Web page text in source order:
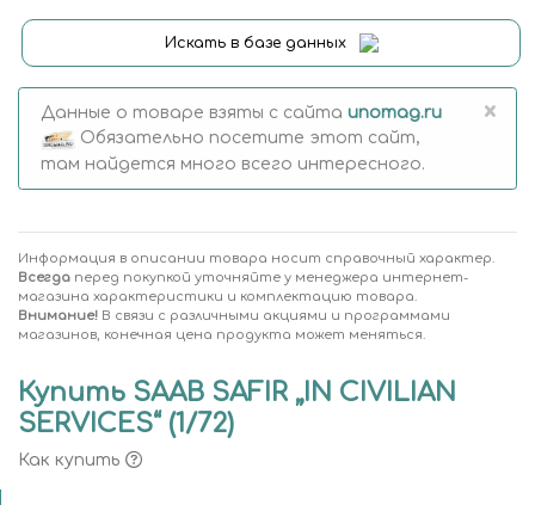
Искать в базе данных
Данные о товаре взяты с сайта unomag.ru
Обязательно посетите этот сайт,
там найдется много всего интересного.
×
Информация в описании товара носит справочный характер.
Всегда перед покупкой уточняйте у менеджера интернет-
магазина характеристики и комплектацию товара.
Внимание! В связи с различными акциями и программами
магазинов, конечная цена продукта может меняться.
Купить SAAB SAFIR „IN CIVILIAN
SERVICES“ (1/72)
Как купить